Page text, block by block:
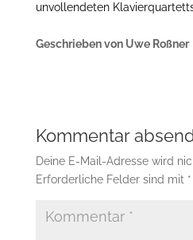
unvollendeten
Geschrieben von Uwe Roßner
Kommentar
Deine E-Mail-Adresse wird
Erforderliche Felder sind mit *